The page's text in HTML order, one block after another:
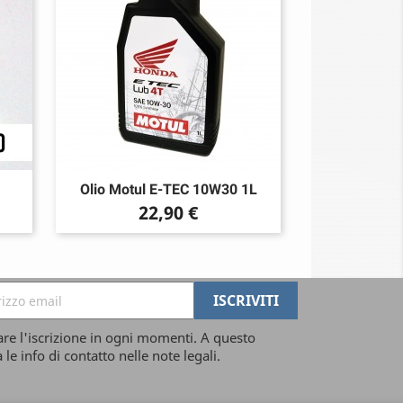
Olio Motul E-TEC 10W30 1L
Prezzo
22,90 €
l'iscrizione in ogni momenti. A questo
le info di contatto nelle note legali.